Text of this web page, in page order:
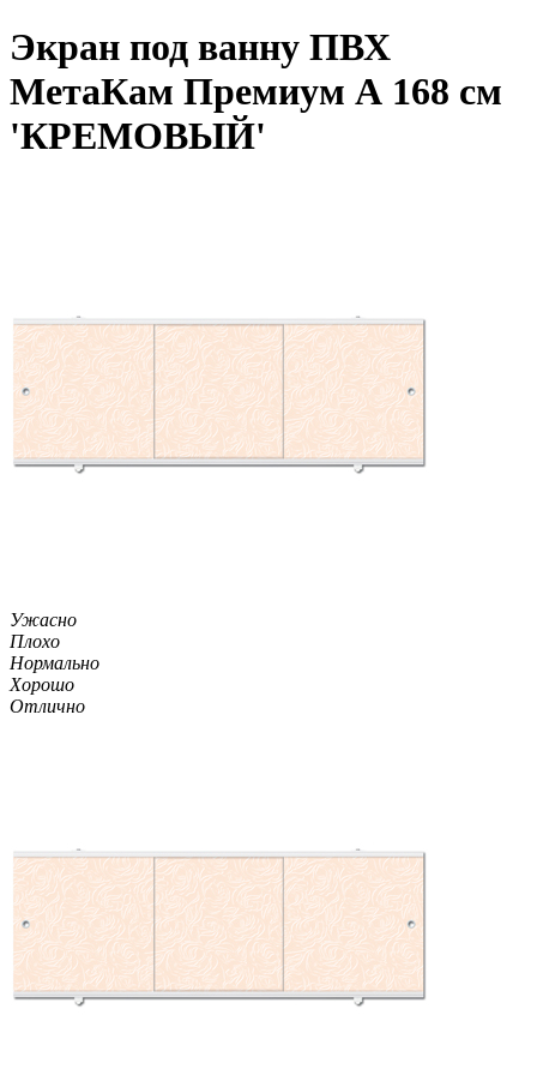
Экран под ванну ПВХ
МетаКам Премиум А 168 см
'КРЕМОВЫЙ'
Ужасно
Плохо
Нормально
Хорошо
Отлично